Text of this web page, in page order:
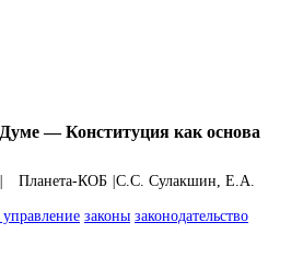
— Конституция как основа
Планета-КОБ С.С. Сулакшин, Е.А.
управление законы законодательство